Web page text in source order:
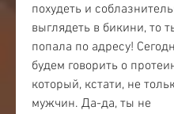
похудеть и
выглядеть в бикини, то
попала по адресу!
будем говорить о
который, кстати, не
мужчин. Да-да, ты не